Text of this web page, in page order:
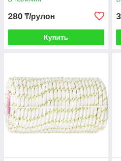
280 ₸/рулон
Купить